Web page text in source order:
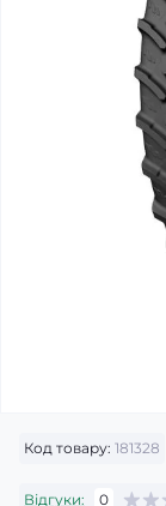
Код товару: 181328
Відгуки: 0